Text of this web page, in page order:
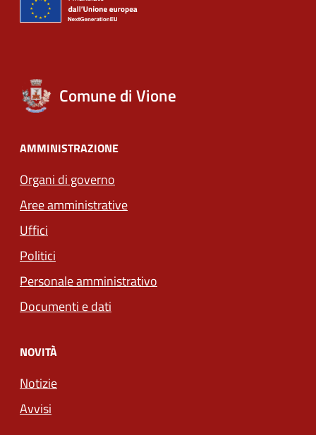
Comune di Vione
AMMINISTRAZIONE
Organi di governo
Aree amministrative
Uffici
Politici
Personale amministrativo
Documenti e dati
NOVITÀ
Notizie
Avvisi